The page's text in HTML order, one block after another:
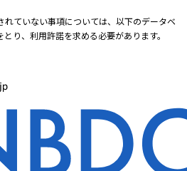
れていない事項については、以下のデータベ
り、利用許諾を求める必要があります。